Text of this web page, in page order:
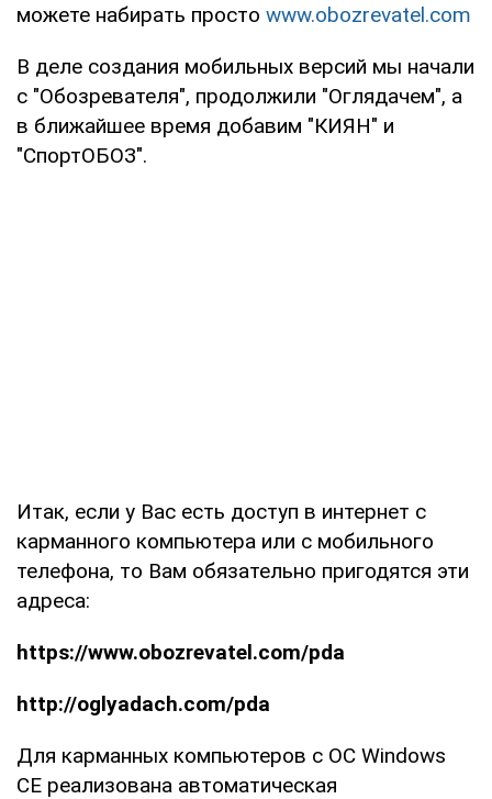
можете набирать просто www.obozrevatel.com
В деле создания мобильных версий мы начали
с "Обозревателя", продолжили "Оглядачем", а
в ближайшее время добавим "КИЯН" и
"СпортОБОЗ".
Итак, если у Вас есть доступ в интернет с
карманного компьютера или с мобильного
телефона, то Вам обязательно пригодятся эти
адреса:
https://www.obozrevatel.com/pda
http://oglyadach.com/pda
Для карманных компьютеров с ОС Windows
CE реализована автоматическая